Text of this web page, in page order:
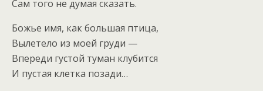
Сам того не думая сказать.
Божье имя, как большая птица,
Вылетело из моей груди —
Впереди густой туман клубится
И пустая клетка позади…